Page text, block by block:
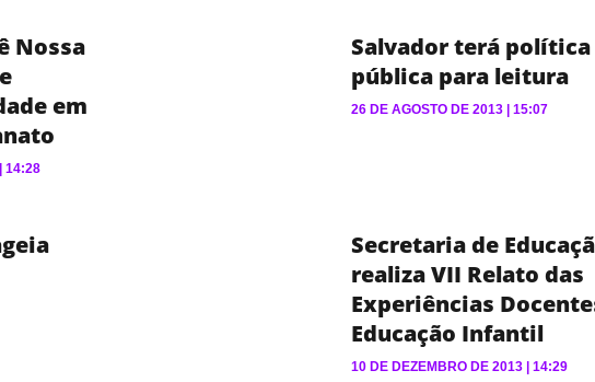
Nossa
em
14:28
Salvador terá política
pública para leitura
26 DE AGOSTO DE 2013 15:07
Secretaria de
realiza VII Relato das
Experiências
Educação Infantil
10 DE DEZEMBRO DE 2013 14:29